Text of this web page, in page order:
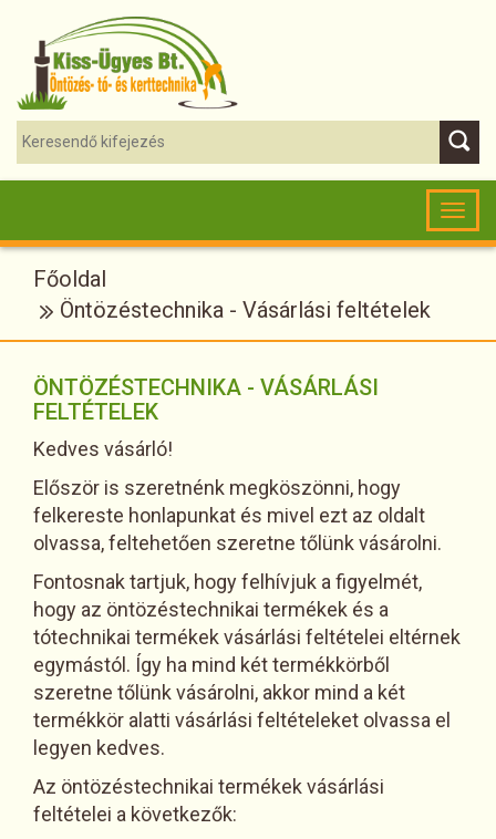
Főoldal
Öntözéstechnika - Vásárlási feltételek
ÖNTÖZÉSTECHNIKA - VÁSÁRLÁSI
FELTÉTELEK
Kedves vásárló!
Először is szeretnénk megköszönni, hogy
felkereste honlapunkat és mivel ezt az oldalt
olvassa, feltehetően szeretne tőlünk vásárolni.
Fontosnak tartjuk, hogy felhívjuk a figyelmét,
hogy az öntözéstechnikai termékek és a
tótechnikai termékek vásárlási feltételei eltérnek
egymástól. Így ha mind két termékkörből
szeretne tőlünk vásárolni, akkor mind a két
termékkör alatti vásárlási feltételeket olvassa el
legyen kedves.
Az öntözéstechnikai termékek vásárlási
feltételei a következők: